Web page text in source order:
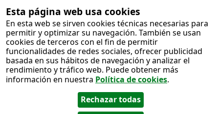
Esta página web usa cookies
En esta web se sirven cookies técnicas necesarias para
permitir y optimizar su navegación. También se usan
cookies de terceros con el fin de permitir
funcionalidades de redes sociales, ofrecer publicidad
basada en sus hábitos de navegación y analizar el
rendimiento y tráfico web. Puede obtener más
información en nuestra Política de cookies.